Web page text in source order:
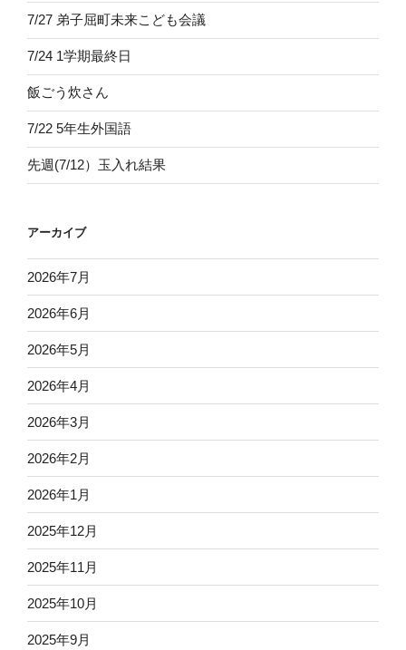
7/27 弟子屈町未来こども会議
7/24 1学期最終日
飯ごう炊さん
7/22 5年生外国語
先週(7/12）玉入れ結果
アーカイブ
2026年7月
2026年6月
2026年5月
2026年4月
2026年3月
2026年2月
2026年1月
2025年12月
2025年11月
2025年10月
2025年9月